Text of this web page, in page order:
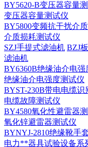
BY5620-B变压器容量
变压器容量测试仪
BY5800变频抗干扰介
介质损耗测试仪
SZJ手提式滤油机 BZJ
滤油机
BY6360B绝缘油介电强
绝缘油介电强度测试仪
BYST-230B带电电缆识
电缆故障测试仪
BY4580氧化性避雷器
氧化锌避雷器测试仪
BYNYJ-2810绝缘靴手
电力**器具试验设备系